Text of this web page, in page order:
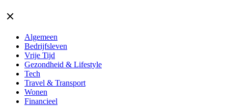
Algemeen
Bedrijfsleven
Vrije Tijd
Gezondheid & Lifestyle
Tech
Travel & Transport
Wonen
Financieel